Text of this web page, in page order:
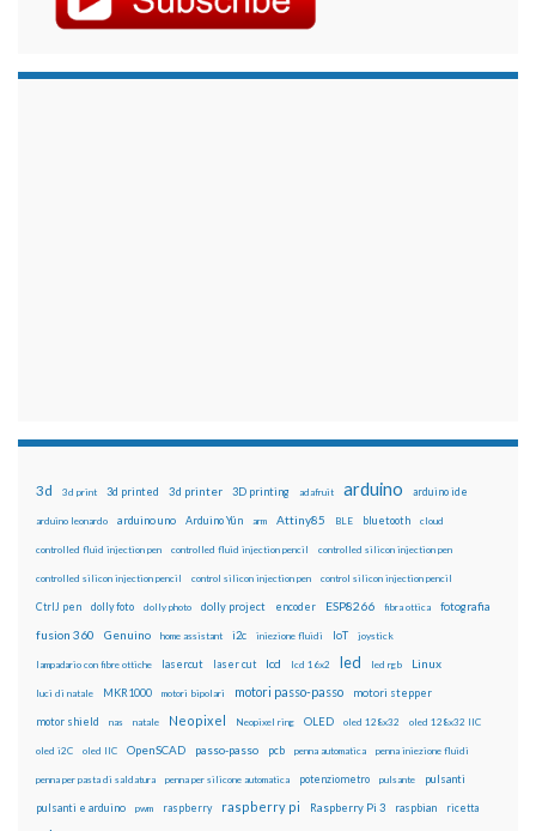
3d 3d print 3d printed 3d printer 3D printing adafruit arduino arduino ide
arduino leonardo arduino uno Arduino Yún arm Attiny85 BLE bluetooth cloud
controlled fluid injection pen controlled fluid injection pencil controlled silicon injection pen
controlled silicon injection pencil control silicon injection pen control silicon injection pencil
CtrlJ pen dolly foto dolly photo dolly project encoder ESP8266 fibra ottica fotografia
fusion 360 Genuino home assistant i2c iniezione fluidi IoT joystick
lampadario con fibre ottiche lasercut laser cut lcd lcd 16x2 led led rgb Linux
luci di natale MKR1000 motori bipolari motori passo-passo motori stepper
motor shield nas natale Neopixel Neopixel ring OLED oled 128x32 oled 128x32 IIC
oled i2C oled IIC OpenSCAD passo-passo pcb penna automatica penna iniezione fluidi
penna per pasta di saldatura penna per silicone automatica potenziometro pulsante pulsanti
pulsanti e arduino pwm raspberry raspberry pi Raspberry Pi 3 raspbian ricetta